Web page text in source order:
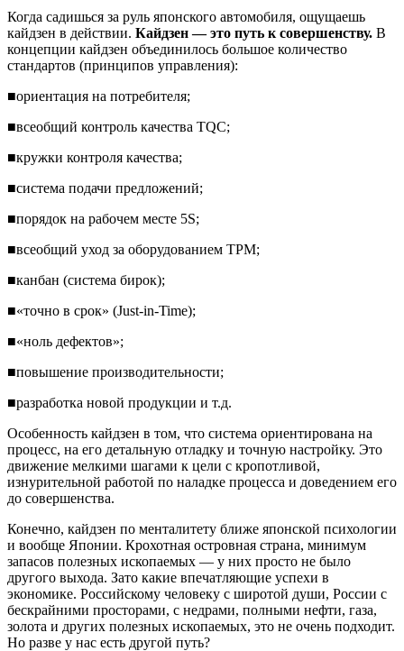
Когда садишься за руль японского автомобиля, ощущаешь
кайдзен в действии. Кайдзен — это путь к совершенству. В
концепции кайдзен объединилось большое количество
стандартов (принципов управления):
■ориентация на потребителя;
■всеобщий контроль качества TQC;
■кружки контроля качества;
■система подачи предложений;
■порядок на рабочем месте 5S;
■всеобщий уход за оборудованием TPM;
■канбан (система бирок);
■«точно в срок» (Just-in-Time);
■«ноль дефектов»;
■повышение производительности;
■разработка новой продукции и т.д.
Особенность кайдзен в том, что система ориентирована на
процесс, на его детальную отладку и точную настройку. Это
движение мелкими шагами к цели с кропотливой,
изнурительной работой по наладке процесса и доведением его
до совершенства.
Конечно, кайдзен по менталитету ближе японской психологии
и вообще Японии. Крохотная островная страна, минимум
запасов полезных ископаемых — у них просто не было
другого выхода. Зато какие впечатляющие успехи в
экономике. Российскому человеку с широтой души, России с
бескрайними просторами, с недрами, полными нефти, газа,
золота и других полезных ископаемых, это не очень подходит.
Но разве у нас есть другой путь?